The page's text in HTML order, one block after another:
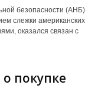
безопасности (АНБ)
слежки американских
оказался связан с
покупке